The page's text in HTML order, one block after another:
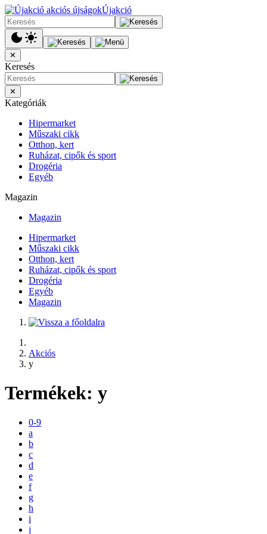
Újakció
✕
Keresés
✕
Kategóriák
Hipermarket
Műszaki cikk
Otthon, kert
Ruházat, cipők és sport
Drogéria
Egyéb
Magazin
Magazin
Hipermarket
Műszaki cikk
Otthon, kert
Ruházat, cipők és sport
Drogéria
Egyéb
Magazin
Akciós
y
Termékek: y
0-9
a
b
c
d
e
f
g
h
i
j